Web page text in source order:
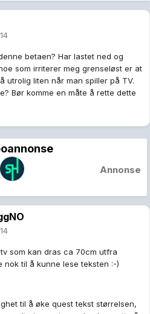
betaen? Har lastet ned og
som irriterer meg grenseløst er at
utrolig liten når man spiller på TV.
Bør komme en måte å rette dette
Annonse
som kan dras ca 70cm utfra
til å kunne lese teksten :-)
til å øke quest tekst størrelsen,